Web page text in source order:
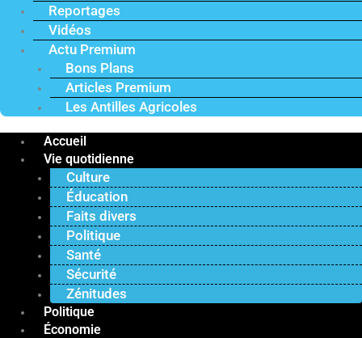
Reportages
Vidéos
Actu Premium
Bons Plans
Articles Premium
Les Antilles Agricoles
Accueil
Vie quotidienne
Culture
Éducation
Faits divers
Politique
Santé
Sécurité
Zénitudes
Politique
Économie